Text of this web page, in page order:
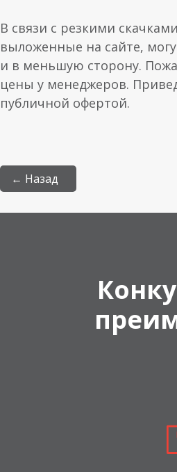
В связи с резкими
выложенные на сайте,
и в меньшую сторону.
цены у менеджеров.
публичной офертой.
← Назад